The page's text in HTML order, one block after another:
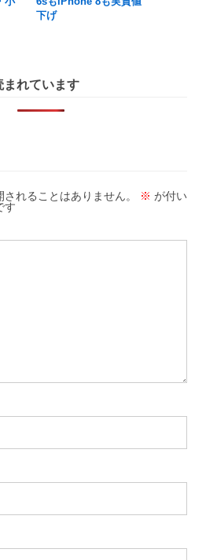
下げ
まれています
れることはありません。 ※ が付い
す